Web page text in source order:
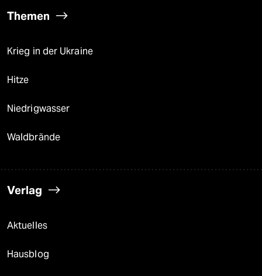
Themen
Krieg in der Ukraine
Hitze
Niedrigwasser
Waldbrände
Verlag
Aktuelles
Hausblog